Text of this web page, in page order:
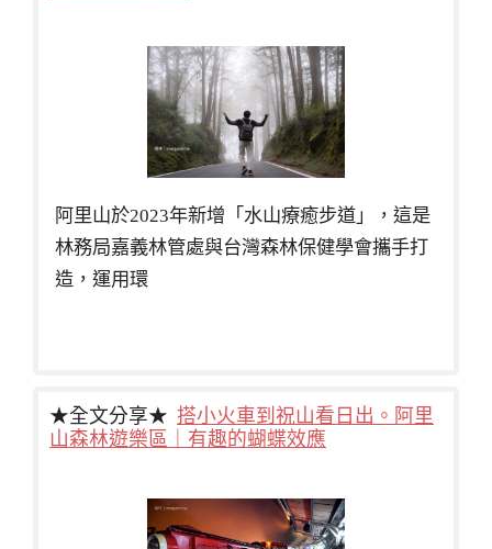
阿里山於2023年新增「水山療癒步道」，這是
林務局嘉義林管處與台灣森林保健學會攜手打
造，運用環
★全文分享★ 搭小火車到祝山看日出。阿里
山森林遊樂區｜有趣的蝴蝶效應